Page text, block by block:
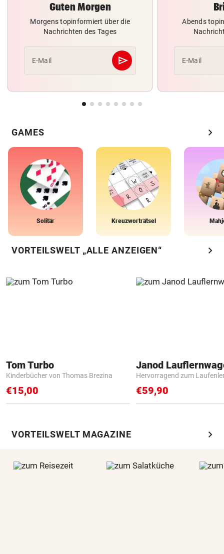
Guten Morgen
Morgens topinformiert über die
Nachrichten des Tages
E-Mail send
Abschicken
Abends
E-Mail
GAMES chevron_right
Solitär Kreuzworträtsel
VORTEILSWELT „ALLE ANZEIGEN“ chevron_right
Tom Turbo
Kinderbücher von Thomas Brezina
€15,00
Janod
Hervorragend zum
€59,90
VORTEILSWELT MAGAZINE chevron_right